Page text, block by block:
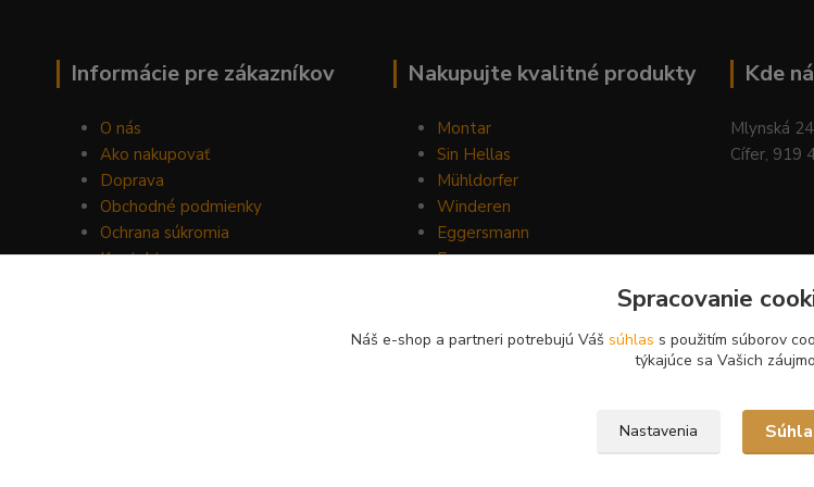
Informácie pre zákazníkov
O nás
Ako nakupovať
Doprava
Obchodné podmienky
Ochrana súkromia
Kontakty
Nakupujte kvalitné produkty
Montar
Sin Hellas
Mühldorfer
Winderen
Eggersmann
Energys
Horse Pilot
Kde
Mlynská 24
Cífer, 919
Spracovanie
Náš e-shop a partneri potrebujú Váš súhlas s použitím súborov
týkajúce sa Vašich
Nastavenia